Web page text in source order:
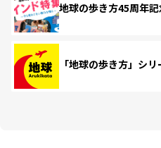
地球の歩き方45周年
「地球の歩き方」シ